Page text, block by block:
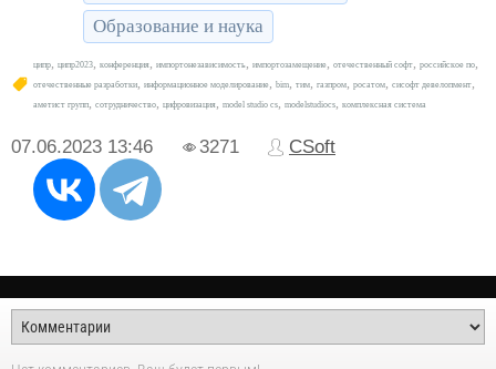
Образование и наука
ципр, ципр2023, конференция, импортонезависимость, импортозамещение, отечественный софт, российское по,
отечественные разработки, информационное моделирование, bim, тим, газпром, росатом, сисофт девелопмент,
аметист групп, сотрудничество, цифровизация, model studio cs, modelstudiocs, комплексная система
07.06.2023 13:46 3271 CSoft